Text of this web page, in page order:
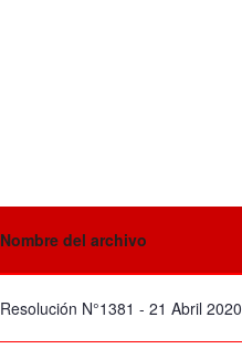
Nombre del archivo
Resolución N°1381 - 21 Abril 2020